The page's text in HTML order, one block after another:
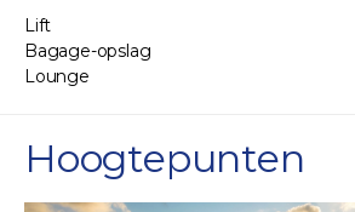
Lift
Bagage-opslag
Lounge
Hoogtepunten